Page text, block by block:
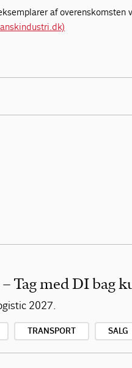
af overenskomsten
Tag med DI bag
2027.
TRANSPORT SALG